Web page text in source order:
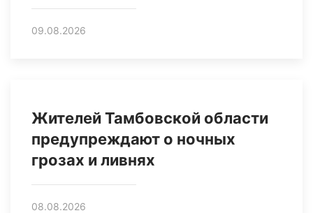
09.08.2026
Жителей Тамбовской области
предупреждают о ночных
грозах и ливнях
08.08.2026